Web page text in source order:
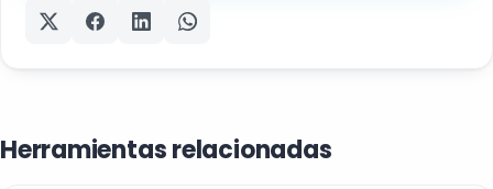
Herramientas relacionadas